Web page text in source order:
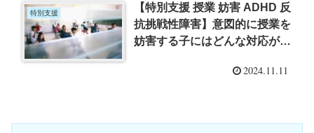
特別支援
【特別支援 授業 妨害 ADHD 反
抗挑戦性障害】意図的に授業を
妨害する子にはどんな対応が必
2024.11.11